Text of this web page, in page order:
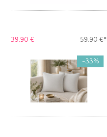
59.90 €*
39.90 €
-33%